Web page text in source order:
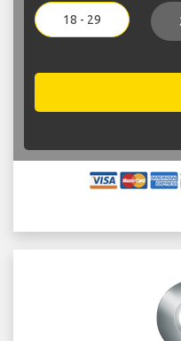
18 - 29